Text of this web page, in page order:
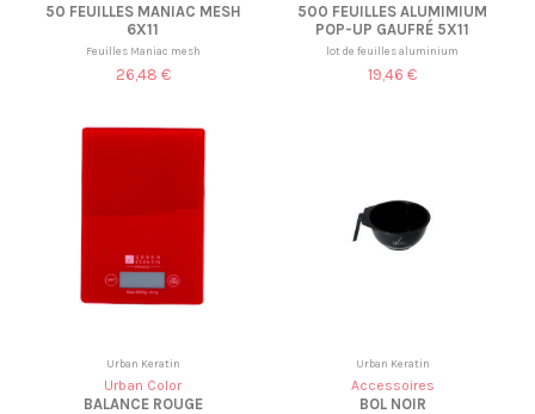
50 FEUILLES MANIAC MESH
6X11
Feuilles Maniac mesh
26,48 €
500 FEUILLES ALUMIMIUM
POP-UP GAUFRÉ 5X11
lot de feuilles aluminium
19,46 €
Urban Keratin
Urban Color
BALANCE ROUGE
Urban Keratin
Accessoires
BOL NOIR